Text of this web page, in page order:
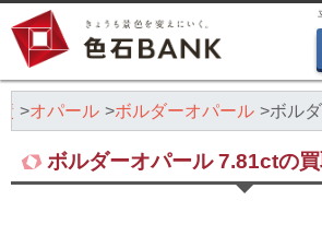
オパール ボルダーオパール ボル
ボルダーオパール 7.81ctの買